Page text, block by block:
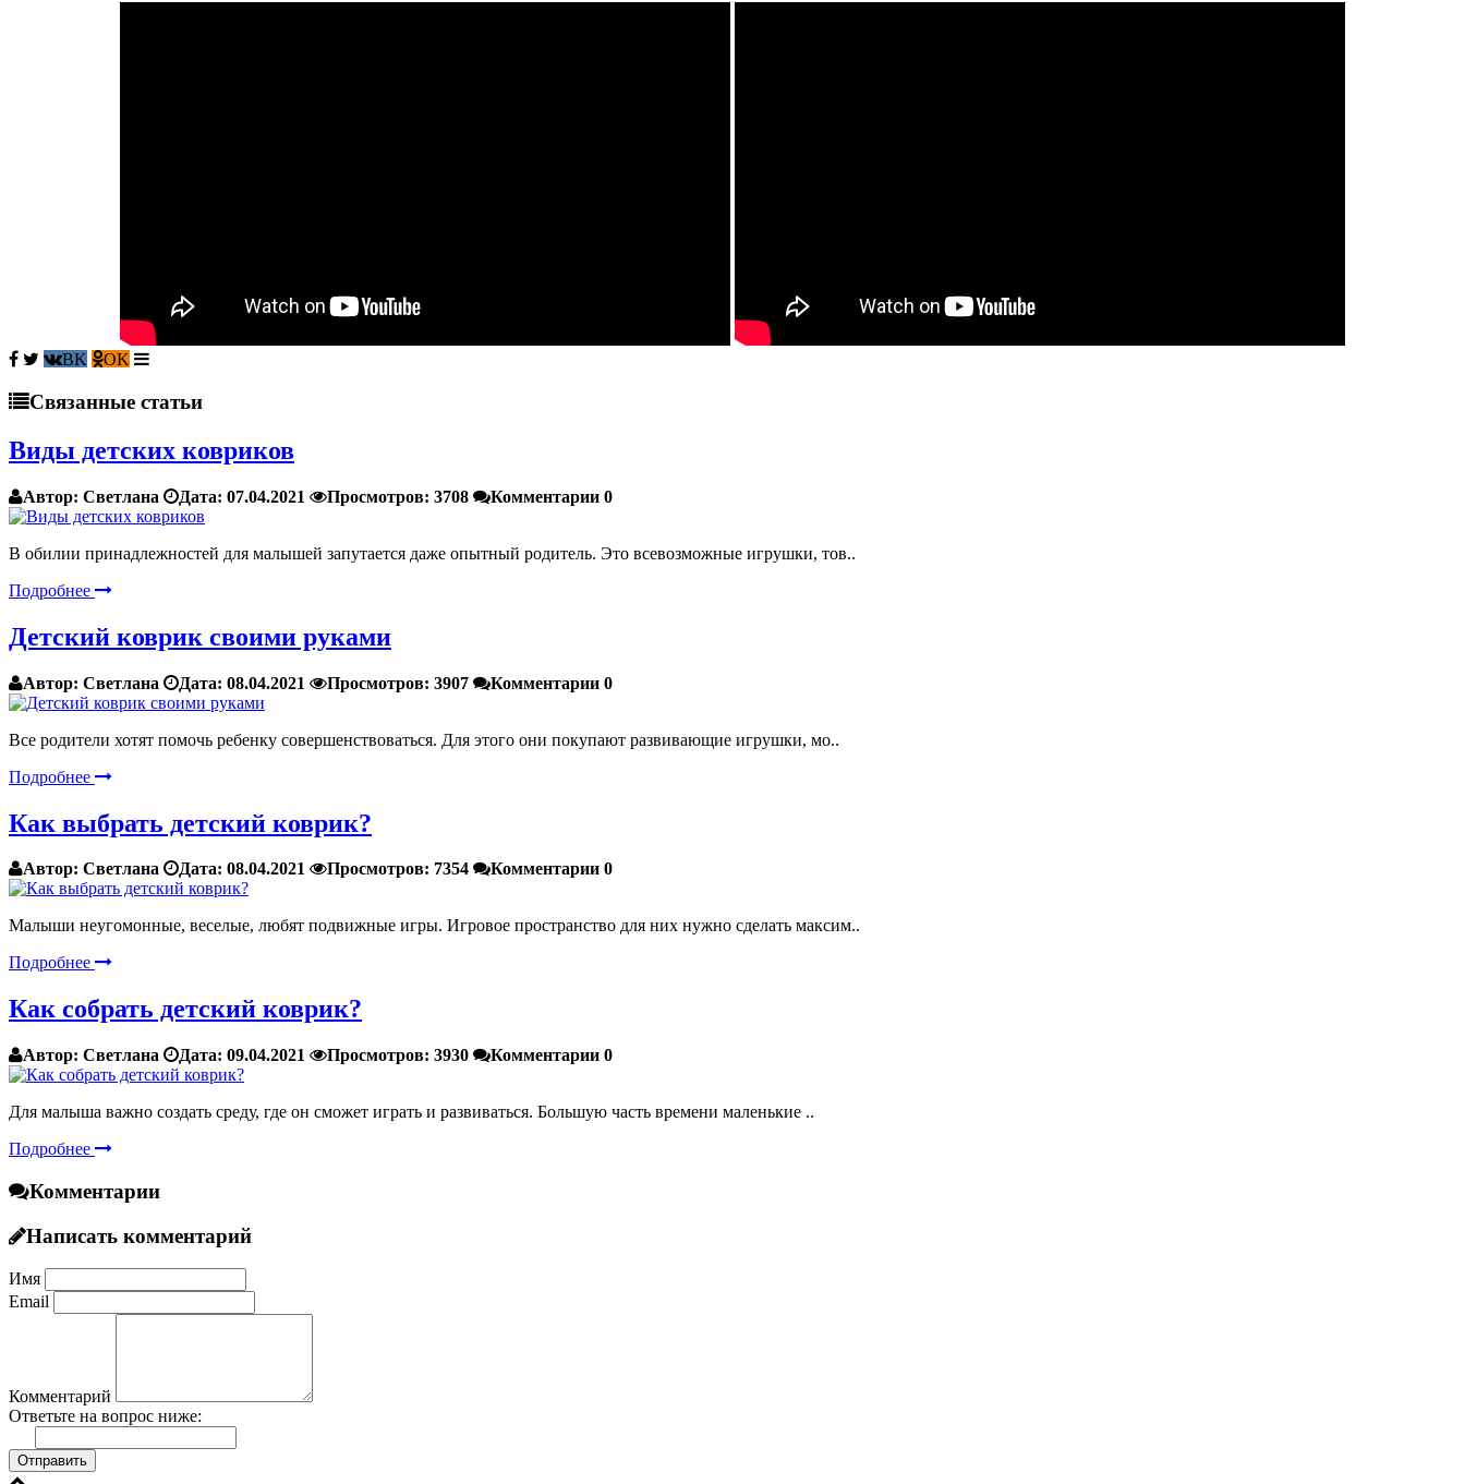
Связанные статьи
Виды детских ковриков
Автор: Светлана Дата: 07.04.2021 Просмотров: 3708 Комментарии 0
В обилии принадлежностей для малышей запутается даже опытный родитель. Это всевозможные игрушки, тов..
Подробнее
Детский коврик своими руками
Автор: Светлана Дата: 08.04.2021 Просмотров: 3907 Комментарии 0
Все родители хотят помочь ребенку совершенствоваться. Для этого они покупают развивающие игрушки, мо..
Подробнее
Как выбрать детский коврик?
Автор: Светлана Дата: 08.04.2021 Просмотров: 7354 Комментарии 0
Малыши неугомонные, веселые, любят подвижные игры. Игровое пространство для них нужно сделать максим..
Подробнее
Как собрать детский коврик?
Автор: Светлана Дата: 09.04.2021 Просмотров: 3930 Комментарии 0
Для малыша важно создать среду, где он сможет играть и развиваться. Большую часть времени маленькие ..
Подробнее
Комментарии
Написать комментарий
Имя
Email
Комментарий
Ответьте на вопрос ниже:
Отправить